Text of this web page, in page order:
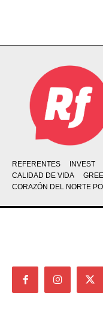
REFERENTES INVEST
CALIDAD DE VIDA
CORAZÓN DEL NORTE